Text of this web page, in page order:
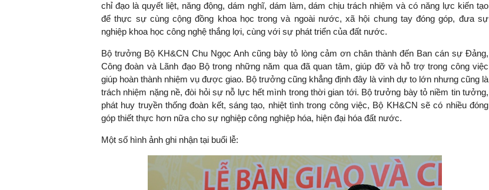
chỉ đạo là quyết liệt, năng động, dám nghĩ, dám làm, dám chịu trách nhiệm và có năng lực kiến tạo
để thực sự cùng cộng đồng khoa học trong và ngoài nước, xã hội chung tay đóng góp, đưa sự
nghiệp khoa học công nghệ thắng lợi, cùng với sự phát triển của đất nước.
Bộ trưởng Bộ KH&CN Chu Ngọc Anh cũng bày tỏ lòng cảm ơn chân thành đến Ban cán sự Đảng,
Công đoàn và Lãnh đạo Bộ trong những năm qua đã quan tâm, giúp đỡ và hỗ trợ trong công việc
giúp hoàn thành nhiệm vụ được giao. Bộ trưởng cũng khẳng định đây là vinh dự to lớn nhưng cũng là
trách nhiệm nặng nề, đòi hỏi sự nỗ lực hết mình trong thời gian tới. Bộ trưởng bày tỏ niềm tin tưởng,
phát huy truyền thống đoàn kết, sáng tạo, nhiệt tình trong công việc, Bộ KH&CN sẽ có nhiều đóng
góp thiết thực hơn nữa cho sự nghiệp công nghiệp hóa, hiện đại hóa đất nước.
Một số hình ảnh ghi nhận tại buổi lễ: